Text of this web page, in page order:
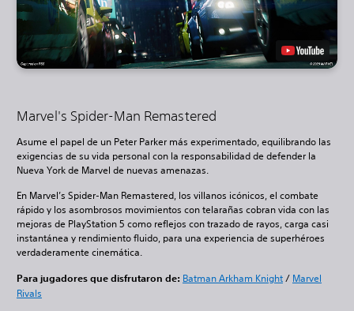
Marvel's Spider-Man Remastered
Asume el papel de un Peter Parker más experimentado, equilibrando las
exigencias de su vida personal con la responsabilidad de defender la
Nueva York de Marvel de nuevas amenazas.
En Marvel’s Spider-Man Remastered, los villanos icónicos, el combate
rápido y los asombrosos movimientos con telarañas cobran vida con las
mejoras de PlayStation 5 como reflejos con trazado de rayos, carga casi
instantánea y rendimiento fluido, para una experiencia de superhéroes
verdaderamente cinemática.
Para jugadores que disfrutaron de: Batman Arkham Knight/ Marvel
Rivals